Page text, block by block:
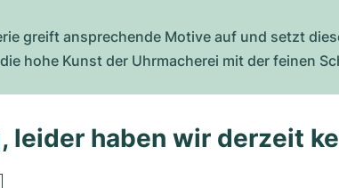
greift ansprechende Motive auf und setzt
hohe Kunst der Uhrmacherei mit der feinen
leider haben wir derzeit